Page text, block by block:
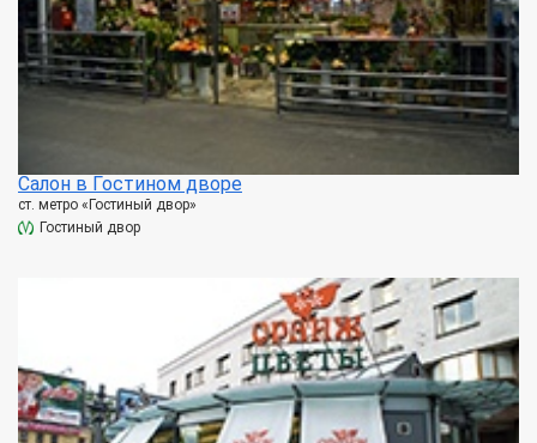
Салон в Гостином дворе
ст. метро «Гостиный двор»
Гостиный двор